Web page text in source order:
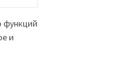
функций
и